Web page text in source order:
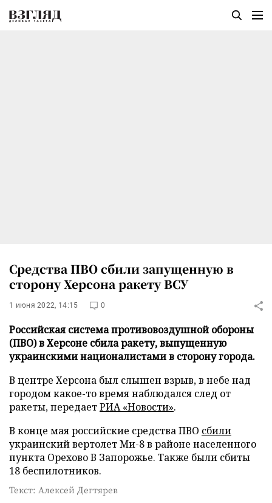
Средства ПВО сбили запущенную в
сторону Херсона ракету ВСУ
1 июня 2022, 14:15 0
Российская система противовоздушной обороны
(ПВО) в Херсоне сбила ракету, выпущенную
украинскими националистами в сторону города.
В центре Херсона был слышен взрыв, в небе над
городом какое-то время наблюдался след от
ракеты, передаетРИА «Новости».
В конце мая российские средства ПВО сбили
украинский вертолет Ми-8 в районе населенного
пункта Орехово В Запорожье. Также были сбиты
18 беспилотников.
Текст: Алексей Дегтярев